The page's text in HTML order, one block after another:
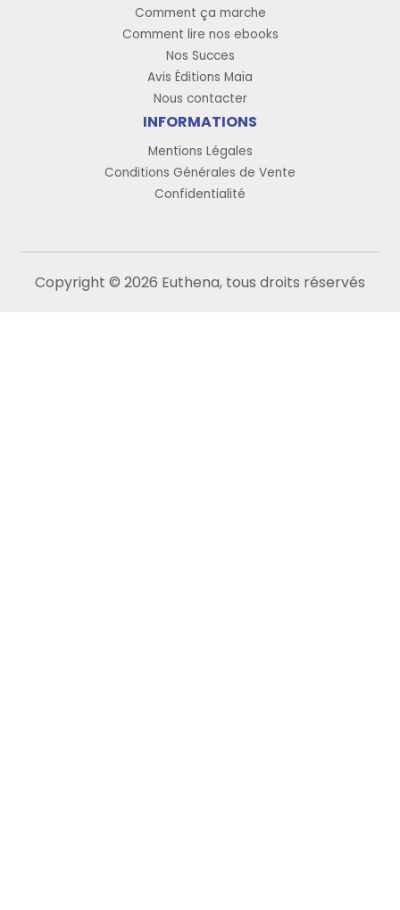
Comment ça marche
Comment lire nos ebooks
Nos Succes
Avis Éditions Maïa
Nous contacter
INFORMATIONS
Mentions Légales
Conditions Générales de Vente
Confidentialité
Copyright © 2026 Euthena, tous droits réservés